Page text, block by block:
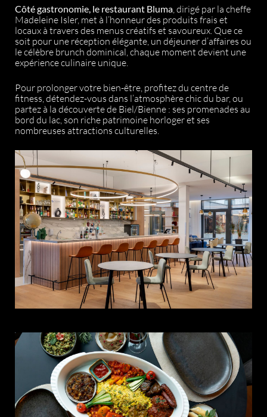
Côté gastronomie, le restaurant Bluma, dirigé par la cheffe
Madeleine Isler, met à l’honneur des produits frais et
locaux à travers des menus créatifs et savoureux. Que ce
soit pour une réception élégante, un déjeuner d’affaires ou
le célèbre brunch dominical, chaque moment devient une
expérience culinaire unique.
Pour prolonger votre bien-être, profitez du centre de
fitness, détendez-vous dans l’atmosphère chic du bar, ou
partez à la découverte de Biel/Bienne : ses promenades au
bord du lac, son riche patrimoine horloger et ses
nombreuses attractions culturelles.